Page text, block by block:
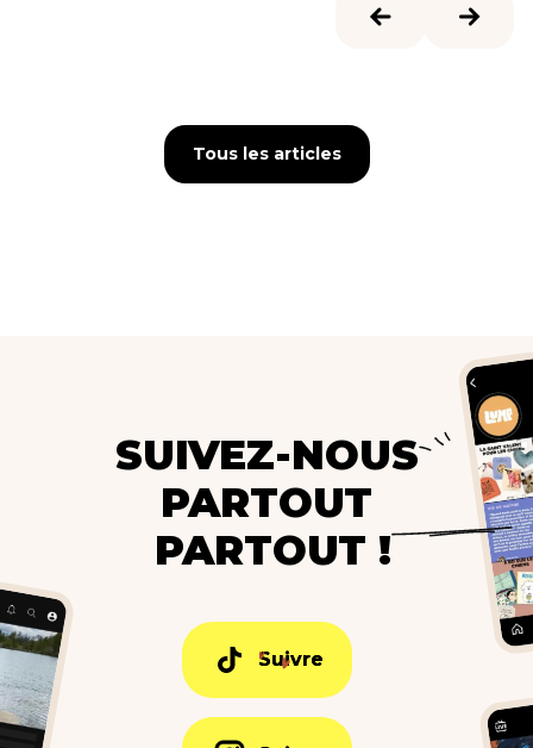
Tous les articles
Tous les articles
SUIVEZ-NOUS
PARTOUT
PARTOUT !
Suivre
Suivre